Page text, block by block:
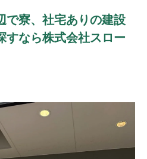
で寮、社宅ありの建設
すなら株式会社スロー